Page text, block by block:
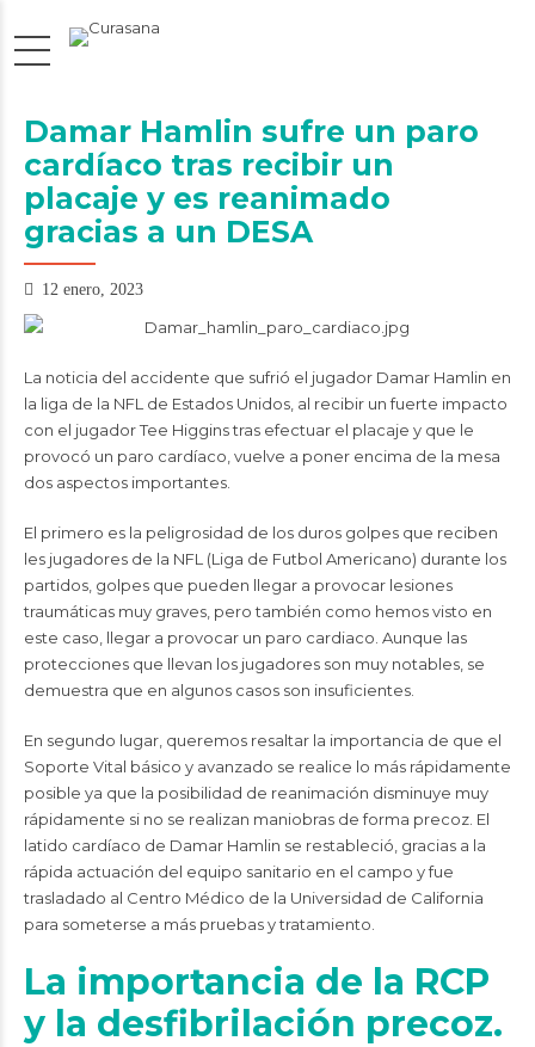
Damar Hamlin sufre un paro
cardíaco tras recibir un
placaje y es reanimado
gracias a un DESA
12 enero, 2023
La noticia del accidente que sufrió el jugador Damar Hamlin en
la liga de la NFL de Estados Unidos, al recibir un fuerte impacto
con el jugador Tee Higgins tras efectuar el placaje y que le
provocó un paro cardíaco, vuelve a poner encima de la mesa
dos aspectos importantes.
El primero es la peligrosidad de los duros golpes que reciben
les jugadores de la NFL (Liga de Futbol Americano) durante los
partidos, golpes que pueden llegar a provocar lesiones
traumáticas muy graves, pero también como hemos visto en
este caso, llegar a provocar un paro cardiaco. Aunque las
protecciones que llevan los jugadores son muy notables, se
demuestra que en algunos casos son insuficientes.
En segundo lugar, queremos resaltar la importancia de que el
Soporte Vital básico y avanzado se realice lo más rápidamente
posible ya que la posibilidad de reanimación disminuye muy
rápidamente si no se realizan maniobras de forma precoz. El
latido cardíaco de Damar Hamlin se restableció, gracias a la
rápida actuación del equipo sanitario en el campo y fue
trasladado al Centro Médico de la Universidad de California
para someterse a más pruebas y tratamiento.
La importancia de la RCP
y la desfibrilación precoz.